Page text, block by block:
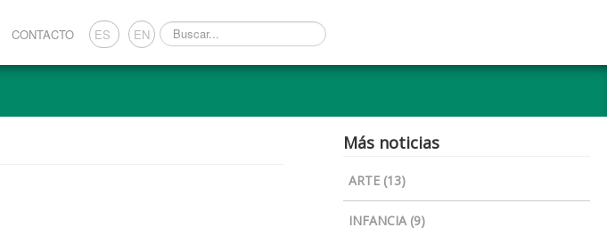
CONTACTO ES EN Buscar...
Más noticias
ARTE (13)
INFANCIA (9)